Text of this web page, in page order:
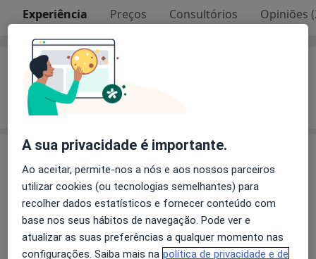
Experiência Preços Consultórios Opiniões
Experiência
Mostrar mais detalhes
Sem informação sobre serviços e preços
Este especialista ainda não adicionou nenhuma
informação sobre serviços
A sua privacidade é importante.
Ao aceitar, permite-nos a nós e aos nossos parceiros
utilizar cookies (ou tecnologias semelhantes) para
recolher dados estatísticos e fornecer conteúdo com
base nos seus hábitos de navegação. Pode ver e
atualizar as suas preferências a qualquer momento nas
configurações. Saiba mais na política de privacidade e de